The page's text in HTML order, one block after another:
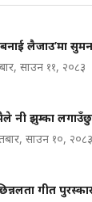
लैजाउ’मा सुमन
साउन ११, २०८३
नी झुम्का
साउन १०, २०८३
गीत